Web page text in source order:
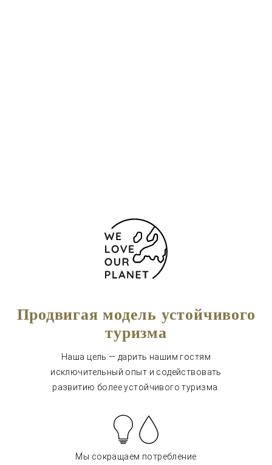
Продвигая модель устойчивого
туризма
Наша цель — дарить нашим гостям
исключительный опыт и содействовать
развитию более устойчивого туризма.
Мы сокращаем потребление